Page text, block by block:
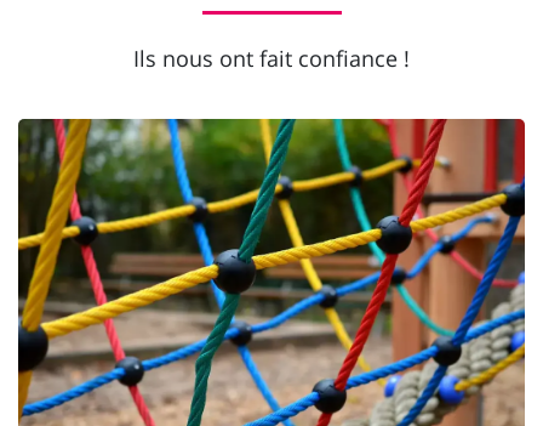
Ils nous ont fait confiance !